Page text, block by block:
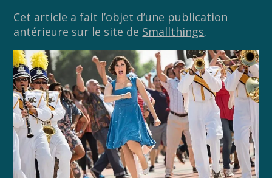
Cet article a fait l’objet d’une publication
antérieure sur le site de Smallthings.